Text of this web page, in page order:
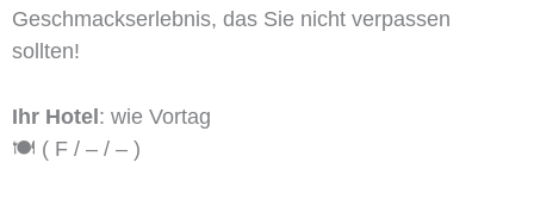
Geschmackserlebnis, das Sie nicht verpassen
sollten!
Ihr Hotel : wie Vortag
🍽️ ( F / – / – )